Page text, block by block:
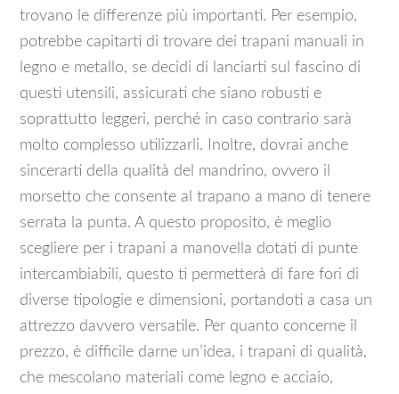
trovano le differenze più importanti. Per esempio,
potrebbe capitarti di trovare dei trapani manuali in
legno e metallo, se decidi di lanciarti sul fascino di
questi utensili, assicurati che siano robusti e
soprattutto leggeri, perché in caso contrario sarà
molto complesso utilizzarli. Inoltre, dovrai anche
sincerarti della qualità del mandrino, ovvero il
morsetto che consente al trapano a mano di tenere
serrata la punta. A questo proposito, è meglio
scegliere per i trapani a manovella dotati di punte
intercambiabili, questo ti permetterà di fare fori di
diverse tipologie e dimensioni, portandoti a casa un
attrezzo davvero versatile. Per quanto concerne il
prezzo, è difficile darne un’idea, i trapani di qualità,
che mescolano materiali come legno e acciaio,